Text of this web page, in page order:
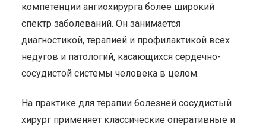
компетенции ангиохирурга более широкий
спектр заболеваний. Он занимается
диагностикой, терапией и профилактикой всех
недугов и патологий, касающихся сердечно-
сосудистой системы человека в целом.
На практике для терапии болезней сосудистый
хирург применяет классические оперативные и